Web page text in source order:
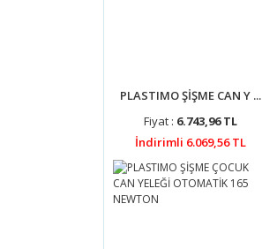
PLASTIMO ŞİŞME CAN Y ...
Fiyat : 6.743,96 TL
İndirimli 6.069,56 TL